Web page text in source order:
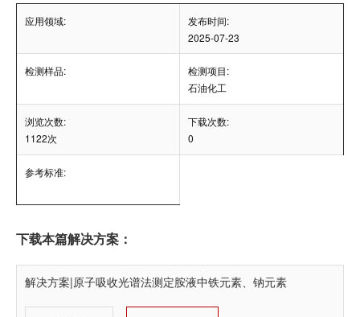
应用领域:
发布时间:
2025-07-23
检测样品:
检测项目:
石油化工
浏览次数:
1122次
下载次数:
0
参考标准:
下载本篇解决方案：
解决方案|原子吸收光谱法测定胺液中铁元素、钠元素